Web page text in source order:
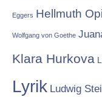
Eggers Hellmuth
Wolfgang von Goethe
Klara Hurkova
Lyrik Ludwig